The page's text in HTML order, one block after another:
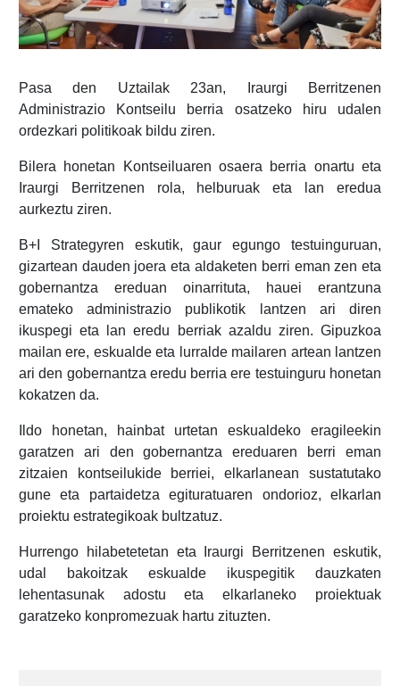
Pasa den Uztailak 23an, Iraurgi Berritzenen
Administrazio Kontseilu berria osatzeko hiru udalen
ordezkari politikoak bildu ziren.
Bilera honetan Kontseiluaren osaera berria onartu eta
Iraurgi Berritzenen rola, helburuak eta lan eredua
aurkeztu ziren.
B+I Strategyren eskutik, gaur egungo testuinguruan,
gizartean dauden joera eta aldaketen berri eman zen eta
gobernantza ereduan oinarrituta, hauei erantzuna
emateko administrazio publikotik lantzen ari diren
ikuspegi eta lan eredu berriak azaldu ziren. Gipuzkoa
mailan ere, eskualde eta lurralde mailaren artean lantzen
ari den gobernantza eredu berria ere testuinguru honetan
kokatzen da.
Ildo honetan, hainbat urtetan eskualdeko eragileekin
garatzen ari den gobernantza ereduaren berri eman
zitzaien kontseilukide berriei, elkarlanean sustatutako
gune eta partaidetza egituratuaren ondorioz, elkarlan
proiektu estrategikoak bultzatuz.
Hurrengo hilabetetetan eta Iraurgi Berritzenen eskutik,
udal bakoitzak eskualde ikuspegitik dauzkaten
lehentasunak adostu eta elkarlaneko proiektuak
garatzeko konpromezuak hartu zituzten.